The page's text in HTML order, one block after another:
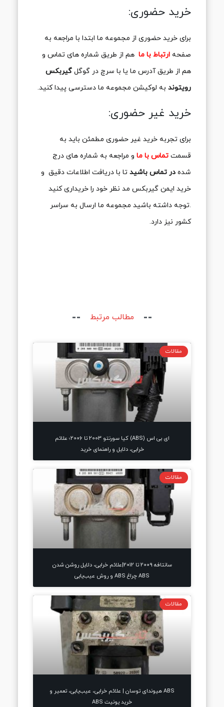
خرید حضوری:
برای خرید حضوری از مجموعه ما ابتدا با مراجعه به
صفحه ارتباط با ما هم از طریق شماره های تماس و
هم از طریق آدرس ما یا با سرچ در گوگل گیربکس
رویتوندبه لوکیشن مجموعه ما دسترسی پیدا کنید.
خرید غیر حضوری:
برای تجربه خرید غیر حضوری مطمئن باید به
قسمت تماس با ما و مراجعه به شماره های درج
شده در تماس باشیدتا با دریافت اطلاعات دقیق و
خرید ایمن گیربکس مد نظر خود را خریداری کنید
.توجه داشته باشید مجموعه ما ارسال به سراسر
کشور نیز دارد.
مطالب مرتبط
مقالات
ای بی اس (ABS) کیا سورنتو 2003 تا 2006؛ علائم
خرابی، دلایل و راهنمای خرید
مقالات
سانتافه 2009 تا 2012|علائم خرابی، دلایل روشن شدن
ABS چراغ ABS و روش عیب‌یابی
مقالات
ABS هیوندای توسان | علائم خرابی، عیب‌یابی، تعمیر و
خرید یونیت ABS